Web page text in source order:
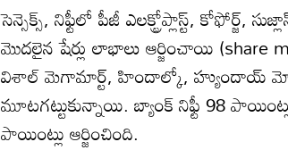
సెన్సెక్స్‌, నిఫ్టీలో పీజీ ఎలక్ట్రోప్లాస్ట్, కోఫోర్జ్,
మొదలైన షేర్లు లాభాలు ఆర్జించాయి
విశాల్ మెగామార్ట్, హిందాల్కో, హ్యుందాయ్
మూటగట్టుకున్నాయి. బ్యాంక్ నిఫ్టీ 98
పాయింట్లు ఆర్జించింది.